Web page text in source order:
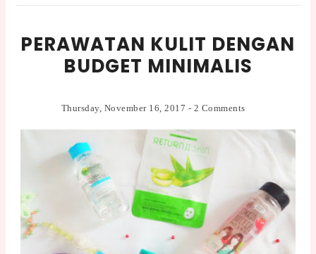
PERAWATAN KULIT DENGAN
BUDGET MINIMALIS
Thursday, November 16, 2017 - 2 Comments